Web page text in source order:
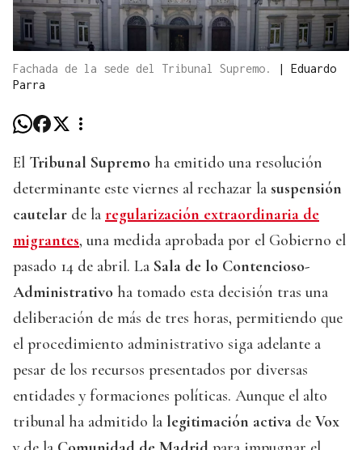
Fachada de la sede del Tribunal Supremo. | Eduardo
Parra
El Tribunal Supremo ha emitido una resolución
determinante este viernes al rechazar la suspensión
cautelar de la regularización extraordinaria de
migrantes, una medida aprobada por el Gobierno el
pasado 14 de abril. La Sala de lo Contencioso-
Administrativo ha tomado esta decisión tras una
deliberación de más de tres horas, permitiendo que
el procedimiento administrativo siga adelante a
pesar de los recursos presentados por diversas
entidades y formaciones políticas. Aunque el alto
tribunal ha admitido la legitimación activa de Vox